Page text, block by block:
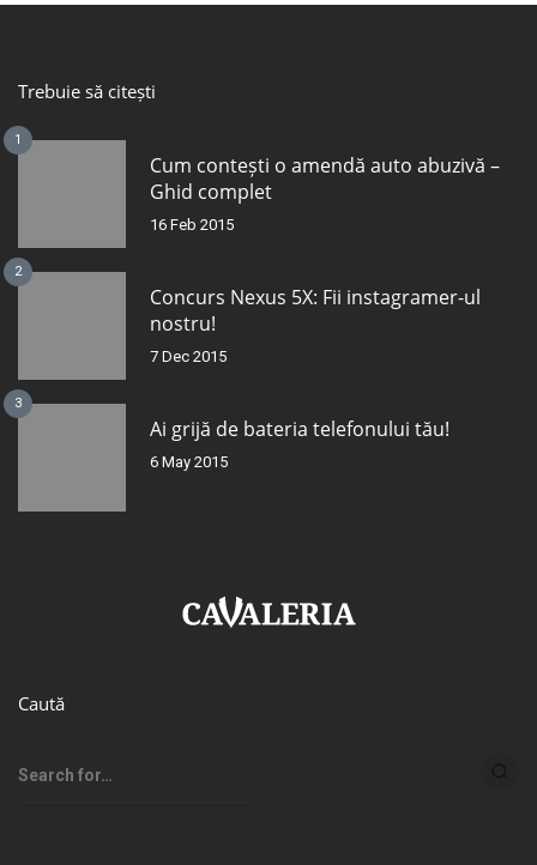
Trebuie să citești
1
Cum contești o amendă auto abuzivă –
Ghid complet
16 Feb 2015
2
Concurs Nexus 5X: Fii instagramer-ul
nostru!
7 Dec 2015
3
Ai grijă de bateria telefonului tău!
6 May 2015
Caută